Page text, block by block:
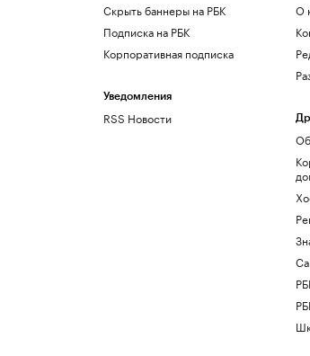
Скрыть баннеры на РБК
Подписка на РБК
Корпоративная подписка
Уведомления
RSS Новости
О